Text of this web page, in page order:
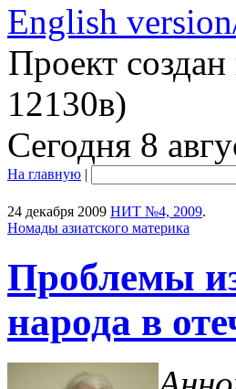
English
Проект
12130в)
Сегодня 8
На главную |
24 декабря 2009 НИТ №4, 2009.
Номады азиатского материка
Проблемы
народа в